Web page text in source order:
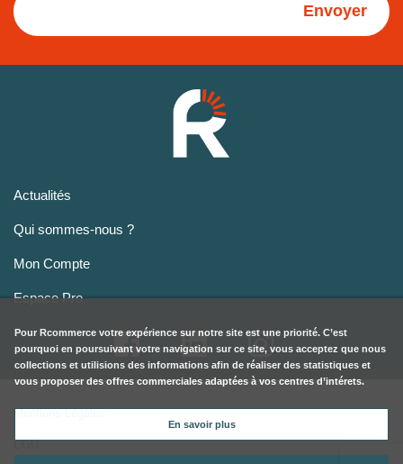
Envoyer
Actualités
Qui sommes-nous ?
Mon Compte
Espace Pro
Mentions Légales
CGU
Pour Rcommerce votre expérience sur notre site est une priorité. C’est
pourquoi en poursuivant votre navigation sur ce site, vous acceptez que nous
collections et utilisions des informations afin de réaliser des statistiques et
vous proposer des offres commerciales adaptées à vos centres d’intérets.
En savoir plus